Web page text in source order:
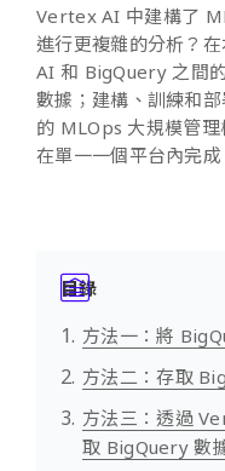
Vertex AI 中建構了
進行更複雜的分析？
AI 和 BigQuery 之間
數據；建構、訓練和
的 MLOps 大規模管
在單一一個平台內完成
目錄
方法一：將
方法二：存取
方法三：透過
取 BigQuery 數